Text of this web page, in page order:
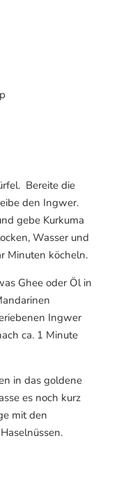
Bereite die
den Ingwer.
gebe Kurkuma
Wasser und
Minuten köcheln.
Ghee oder Öl in
Ingwer
ca. 1 Minute
in das goldene
es noch kurz
mit den